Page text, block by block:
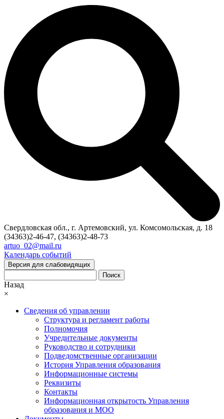
Свердловская обл., г. Артемовский, ул. Комсомольская, д. 18
(34363)2-46-47, (34363)2-48-73
artuo_02@mail.ru
Календарь событий
Версия для слабовидящих
Поиск
Назад
×
Сведения об управлении
Структура и регламент работы
Полномочия
Учредительные документы
Руководство и сотрудники
Подведомственные организации
История Управления образования
Информационные системы
Реквизиты
Контакты
Информационная открытость Управления
образования и МОО